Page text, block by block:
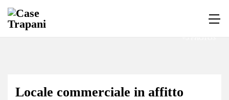
Locale commerciale in affitto